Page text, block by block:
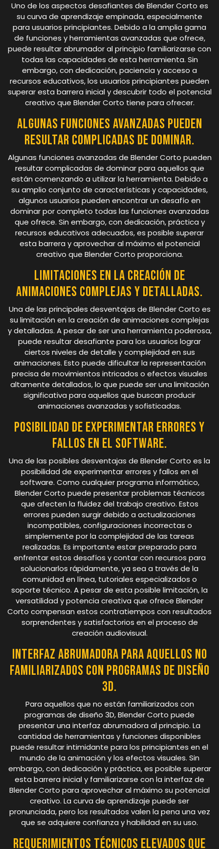
Uno de los aspectos desafiantes de Blender Corto es
su curva de aprendizaje empinada, especialmente
para usuarios principiantes. Debido a la amplia gama
de funciones y herramientas avanzadas que ofrece,
puede resultar abrumador al principio familiarizarse con
todas las capacidades de esta herramienta. Sin
embargo, con dedicación, paciencia y acceso a
recursos educativos, los usuarios principiantes pueden
superar esta barrera inicial y descubrir todo el potencial
creativo que Blender Corto tiene para ofrecer.
Algunas funciones avanzadas pueden
resultar complicadas de dominar.
Algunas funciones avanzadas de Blender Corto pueden
resultar complicadas de dominar para aquellos que
están comenzando a utilizar la herramienta. Debido a
su amplio conjunto de características y capacidades,
algunos usuarios pueden encontrar un desafío en
dominar por completo todas las funciones avanzadas
que ofrece. Sin embargo, con dedicación, práctica y
recursos educativos adecuados, es posible superar
esta barrera y aprovechar al máximo el potencial
creativo que Blender Corto proporciona.
Limitaciones en la creación de
animaciones complejas y detalladas.
Una de las principales desventajas de Blender Corto es
su limitación en la creación de animaciones complejas
y detalladas. A pesar de ser una herramienta poderosa,
puede resultar desafiante para los usuarios lograr
ciertos niveles de detalle y complejidad en sus
animaciones. Esto puede dificultar la representación
precisa de movimientos intricados o efectos visuales
altamente detallados, lo que puede ser una limitación
significativa para aquellos que buscan producir
animaciones avanzadas y sofisticadas.
Posibilidad de experimentar errores y
fallos en el software.
Una de las posibles desventajas de Blender Corto es la
posibilidad de experimentar errores y fallos en el
software. Como cualquier programa informático,
Blender Corto puede presentar problemas técnicos
que afecten la fluidez del trabajo creativo. Estos
errores pueden surgir debido a actualizaciones
incompatibles, configuraciones incorrectas o
simplemente por la complejidad de las tareas
realizadas. Es importante estar preparado para
enfrentar estos desafíos y contar con recursos para
solucionarlos rápidamente, ya sea a través de la
comunidad en línea, tutoriales especializados o
soporte técnico. A pesar de esta posible limitación, la
versatilidad y potencia creativa que ofrece Blender
Corto compensan estos contratiempos con resultados
sorprendentes y satisfactorios en el proceso de
creación audiovisual.
Interfaz abrumadora para aquellos no
familiarizados con programas de diseño
3D.
Para aquellos que no están familiarizados con
programas de diseño 3D, Blender Corto puede
presentar una interfaz abrumadora al principio. La
cantidad de herramientas y funciones disponibles
puede resultar intimidante para los principiantes en el
mundo de la animación y los efectos visuales. Sin
embargo, con dedicación y práctica, es posible superar
esta barrera inicial y familiarizarse con la interfaz de
Blender Corto para aprovechar al máximo su potencial
creativo. La curva de aprendizaje puede ser
pronunciada, pero los resultados valen la pena una vez
que se adquiere confianza y habilidad en su uso.
Requerimientos técnicos elevados que